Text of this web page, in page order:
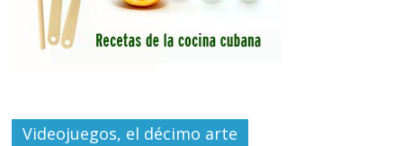
Videojuegos, el décimo arte